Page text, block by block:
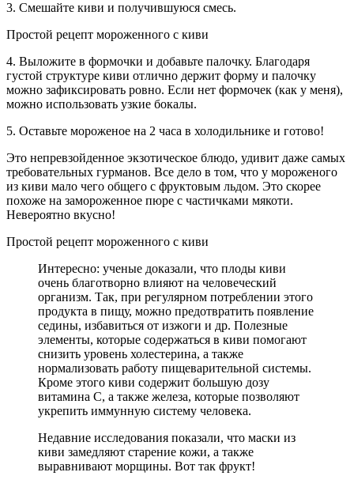
3. Смешайте киви и получившуюся смесь.
Простой рецепт мороженного с киви
4. Выложите в формочки и добавьте палочку. Благодаря
густой структуре киви отлично держит форму и палочку
можно зафиксировать ровно. Если нет формочек (как у меня),
можно использовать узкие бокалы.
5. Оставьте мороженое на 2 часа в холодильнике и готово!
Это непревзойденное экзотическое блюдо, удивит даже самых
требовательных гурманов. Все дело в том, что у мороженого
из киви мало чего общего с фруктовым льдом. Это скорее
похоже на замороженное пюре с частичками мякоти.
Невероятно вкусно!
Простой рецепт мороженного с киви
Интересно: ученые доказали, что плоды киви
очень благотворно влияют на человеческий
организм. Так, при регулярном потреблении этого
продукта в пищу, можно предотвратить появление
седины, избавиться от изжоги и др. Полезные
элементы, которые содержаться в киви помогают
снизить уровень холестерина, а также
нормализовать работу пищеварительной системы.
Кроме этого киви содержит большую дозу
витамина С, а также железа, которые позволяют
укрепить иммунную систему человека.
Недавние исследования показали, что маски из
киви замедляют старение кожи, а также
выравнивают морщины. Вот так фрукт!